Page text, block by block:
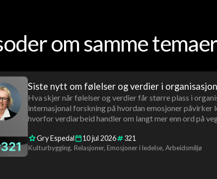
om samme
Siste nytt om følelser og verdier i
Hva skjer når følelser og verdier får større plass i
internasjonal forskning på hvordan emosjoner påvirker
hvorfor verdiarbeid handler om langt mer enn ord på
Gry Espedal 10jul 2026 321
Kulturbygging Relasjoner Emosjoner i ledelse Arbeidsmiljø